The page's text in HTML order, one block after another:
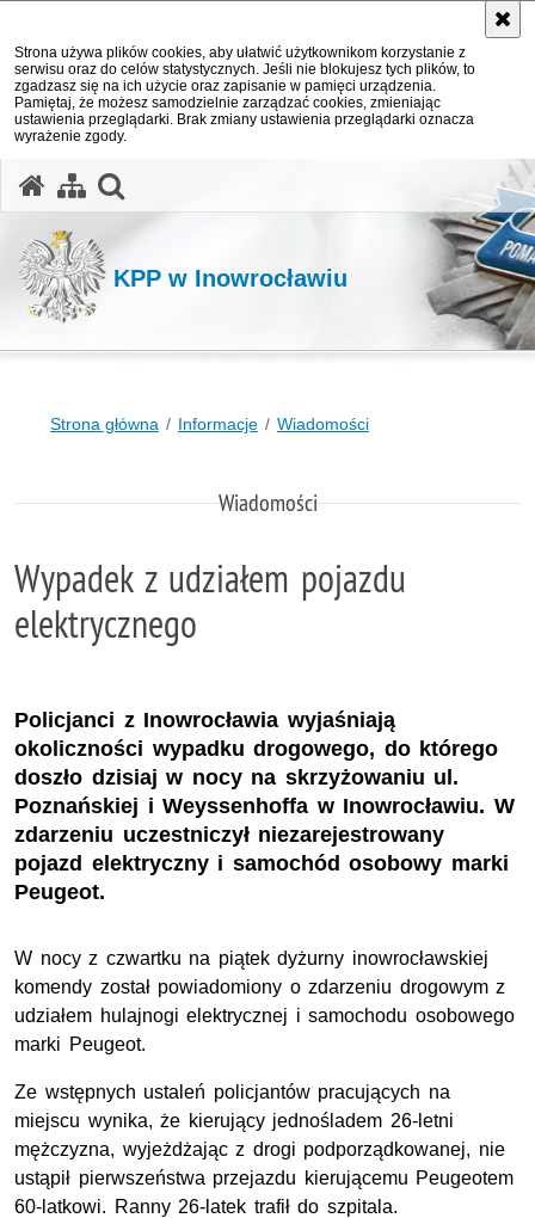
Strona używa plików cookies, aby ułatwić użytkownikom korzystanie z
serwisu oraz do celów statystycznych. Jeśli nie blokujesz tych plików, to
zgadzasz się na ich użycie oraz zapisanie w pamięci urządzenia.
Pamiętaj, że możesz samodzielnie zarządzać cookies, zmieniając
ustawienia przeglądarki. Brak zmiany ustawienia przeglądarki oznacza
wyrażenie zgody.
KPP w Inowrocławiu
Strona główna Informacje Wiadomości
Wiadomości
Wypadek z udziałem pojazdu
elektrycznego
Policjanci z Inowrocławia wyjaśniają
okoliczności wypadku drogowego, do którego
doszło dzisiaj w nocy na skrzyżowaniu ul.
Poznańskiej i Weyssenhoffa w Inowrocławiu. W
zdarzeniu uczestniczył niezarejestrowany
pojazd elektryczny i samochód osobowy marki
Peugeot.
W nocy z czwartku na piątek dyżurny inowrocławskiej
komendy został powiadomiony o zdarzeniu drogowym z
udziałem hulajnogi elektrycznej i samochodu osobowego
marki Peugeot.
Ze wstępnych ustaleń policjantów pracujących na
miejscu wynika, że kierujący jednośladem 26-letni
mężczyzna, wyjeżdżając z drogi podporządkowanej, nie
ustąpił pierwszeństwa przejazdu kierującemu Peugeotem
60-latkowi. Ranny 26-latek trafił do szpitala.